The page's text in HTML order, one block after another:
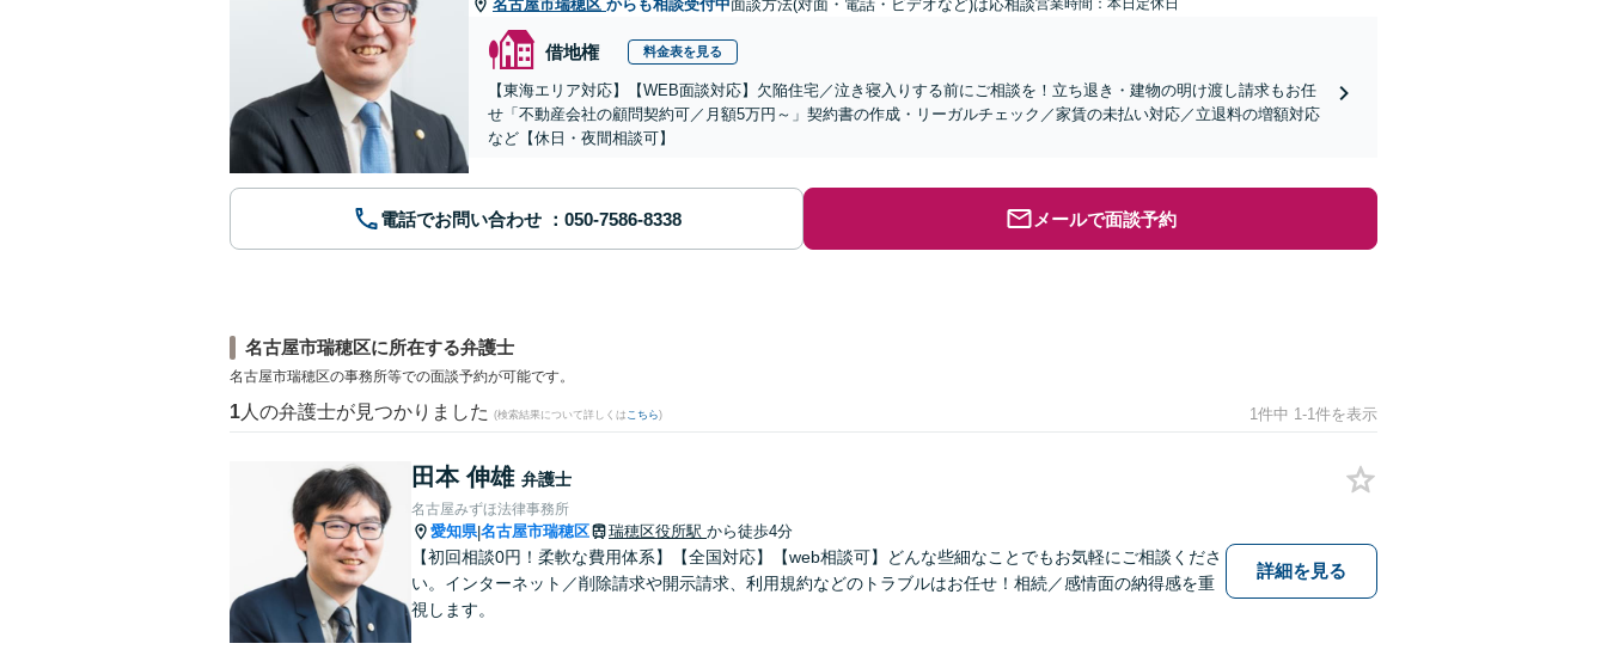
名古屋市瑞穂区 からも相談受付中面談方法(対面・電話・ビデオなど)は応相談営業時間：本日定休日
借地権 料金表を見る
【東海エリア対応】【WEB面談対応】欠陥住宅／泣き寝入りする前にご相談を！立ち退き・建物の明け渡し請求もお任
せ「不動産会社の顧問契約可／月額5万円～」契約書の作成・リーガルチェック／家賃の未払い対応／立退料の増額対応
など【休日・夜間相談可】
電話でお問い合わせ メールで面談予約
名古屋市瑞穂区に所在する弁護士
名古屋市瑞穂区の事務所等での面談予約が可能です。
1 人の弁護士が見つかりました (検索結果について詳しくは こちら) 1件中 1-1件を表示
田本 伸雄 弁護士
名古屋みずほ法律事務所
愛知県|名古屋市瑞穂区 瑞穂区役所駅 から徒歩4分
【初回相談0円！柔軟な費用体系】【全国対応】【web相談可】どんな些細なことでもお気軽にご相談くださ
い。インターネット／削除請求や開示請求、利用規約などのトラブルはお任せ！相続／感情面の納得感を重
視します。
詳細を見る